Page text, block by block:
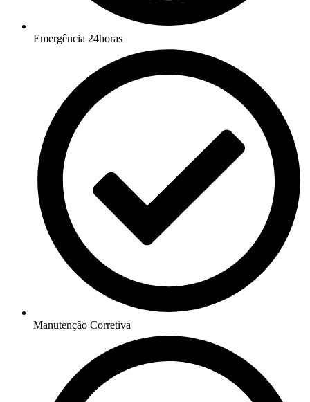
Emergência 24horas
Manutenção Corretiva